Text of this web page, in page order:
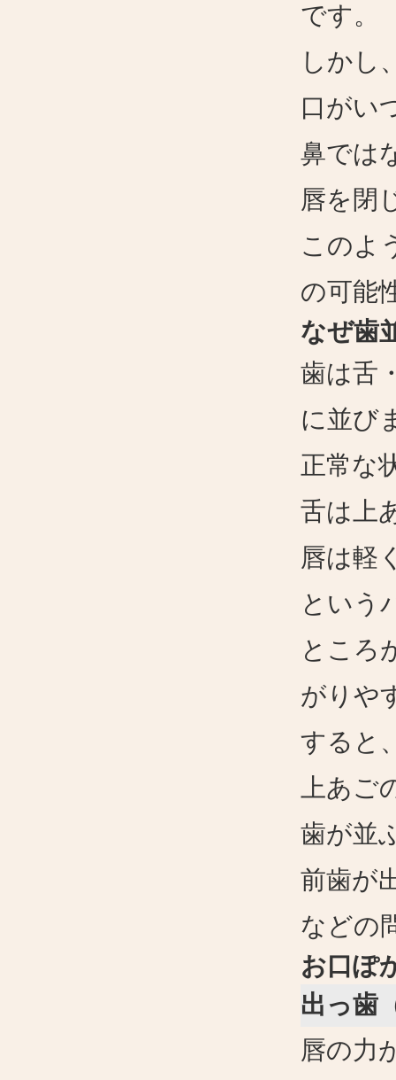
です。
しかし
口がい
鼻では
唇を閉
このよ
の可能
なぜ歯
歯は舌
に並び
正常な
舌は上
唇は軽
という
ところ
がりや
すると
上あ
歯が並
前歯が
などの
お口ぽ
出っ歯
唇の力